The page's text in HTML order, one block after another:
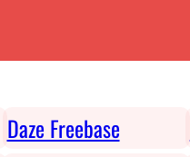
Daze Freebase